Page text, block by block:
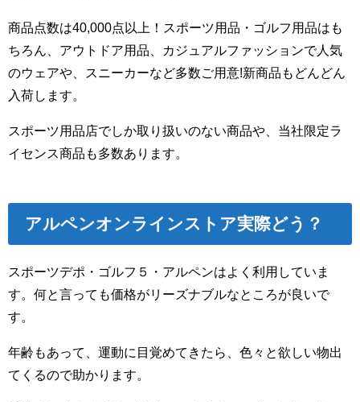
商品点数は40,000点以上！ スポーツ用品・ゴルフ用品はも
ちろん、アウトドア用品、カジュアルファッションで人気
のウェアや、
スニーカーなど多数ご用意!新商品もどんどん
入荷します。
スポーツ用品店でしか取り扱いのない商品や、 当社限定ラ
イセンス商品も多数あります。
アルペンオンラインストア実際どう？
スポーツデポ・ゴルフ５・アルペンはよく利用していま
す。何と言っても価格がリーズナブルなところが良いで
す。
年齢もあって、運動に目覚めてきたら、色々と欲しい物出
てくるので助かります。